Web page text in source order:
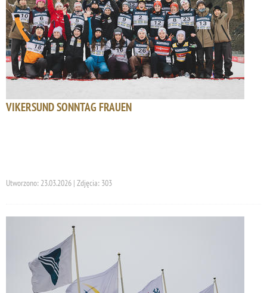
VIKERSUND SONNTAG FRAUEN
Utworzono: 23.03.2026 | Zdjęcia: 303